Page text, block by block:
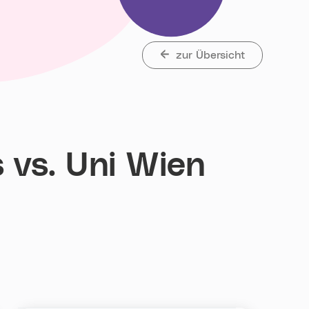
zur Übersicht
Uni Wien